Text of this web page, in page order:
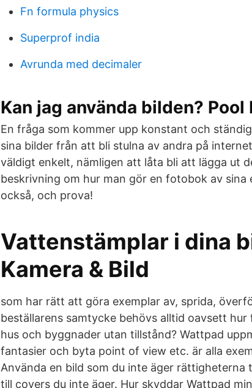
Fn formula physics
Superprof india
Avrunda med decimaler
Kan jag använda bilden? Pool
En fråga som kommer upp konstant och
sina bilder från att bli stulna av andra på
väldigt enkelt, nämligen att låta bli att lägga ut
beskrivning om hur man gör en fotobok av sina
också, och prova!
Vattenstämplar i dina
Kamera & Bild
som har rätt att göra exemplar av, sprida,
beställarens samtycke behövs alltid oavsett
hus och byggnader utan tillstånd? Wattpad
fantasier och byta point of view etc. är alla
Använda en bild som du inte äger
till covers du inte äger. Hur skyddar Wattpad